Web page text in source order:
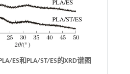
ES和PLA/ST/ES的XRD谱图